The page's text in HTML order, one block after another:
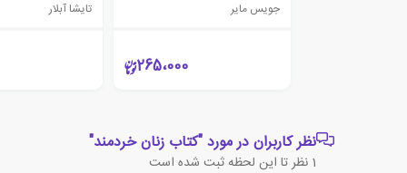
جویس مایر
265،000
تایشا آبلار
نظر کاربران در مورد "کتاب زنان خردمند"
1 نظر تا این لحظه ثبت شده است